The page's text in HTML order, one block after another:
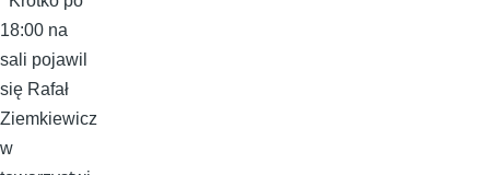
18:00 na
sali pojawil
się Rafał
Ziemkiewicz
w